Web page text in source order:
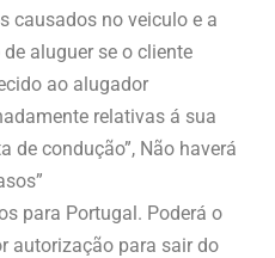
causados no veiculo e a
aluguer se o cliente
ao alugador
relativas á sua
de condução”, Não haverá
para Portugal. Poderá o
autorização para sair do